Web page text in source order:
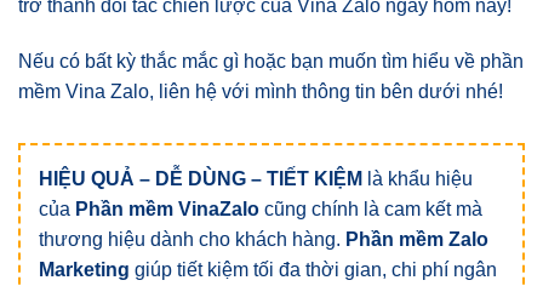
trở thành đối tác chiến lược của Vina Zalo ngay hôm nay!
Nếu có bất kỳ thắc mắc gì hoặc bạn muốn tìm hiểu về phần
mềm Vina Zalo, liên hệ với mình thông tin bên dưới nhé!
HIỆU QUẢ – DỄ DÙNG – TIẾT KIỆM là khẩu hiệu
của Phần mềm VinaZalo cũng chính là cam kết mà
thương hiệu dành cho khách hàng. Phần mềm Zalo
Marketing giúp tiết kiệm tối đa thời gian, chi phí ngân